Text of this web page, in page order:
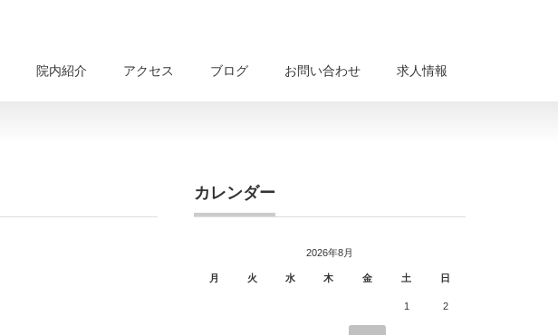
院内紹介 アクセス ブログ お問い合わせ 求人情報
カレンダー
2026年8月
月 火 水 木 金 土 日
1 2